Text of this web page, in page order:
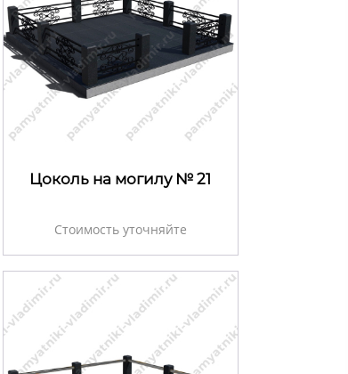
Цоколь на могилу № 21
Стоимость уточняйте